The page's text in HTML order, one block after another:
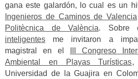
gana este galardón, lo cual es un
Ingenieros de Caminos de Valencia
Politècnica de València. Sobre
inteligentes me invitaron a
magistral en el
III Congreso
Ambiental en Playas Turísticas,
Universidad de la Guajira en